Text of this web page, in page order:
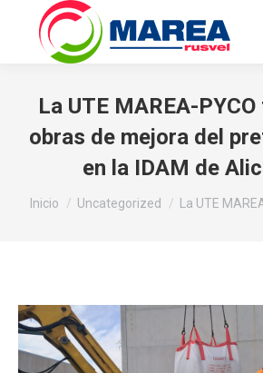
La UTE MAREA-
obras de mejora del
en la IDAM de
Estás aquí:
Inicio Uncategorized La UTE